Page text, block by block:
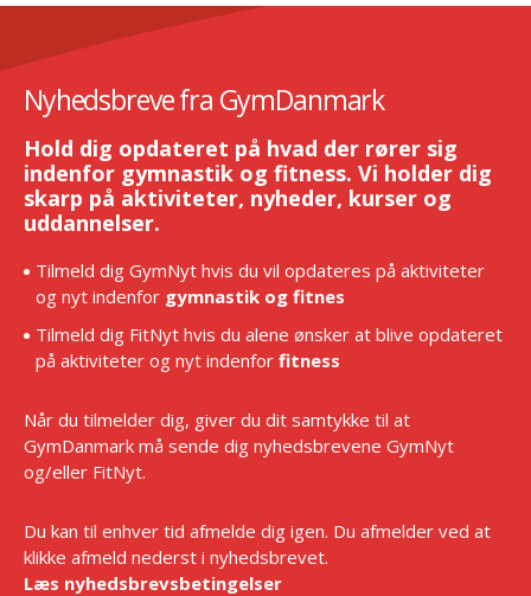
Nyhedsbreve fra GymDanmark
Hold dig opdateret på hvad der rører sig
indenfor gymnastik og fitness. Vi holder dig
skarp på aktiviteter, nyheder, kurser og
uddannelser.
Tilmeld dig GymNyt hvis du vil opdateres på aktiviteter
og nyt indenfor gymnastik og fitnes
Tilmeld dig FitNyt hvis du alene ønsker at blive opdateret
på aktiviteter og nyt indenfor fitness
Når du tilmelder dig, giver du dit samtykke til at
GymDanmark må sende dig nyhedsbrevene GymNyt
og/eller FitNyt.
Du kan til enhver tid afmelde dig igen. Du afmelder ved at
klikke afmeld nederst i nyhedsbrevet.
Læs nyhedsbrevsbetingelser